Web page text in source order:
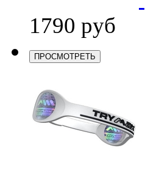
1790 руб
ПРОСМОТРЕТЬ